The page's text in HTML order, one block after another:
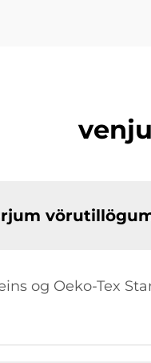
og Oeko-Tex